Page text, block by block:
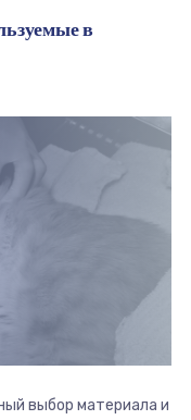
в
выбор материала и